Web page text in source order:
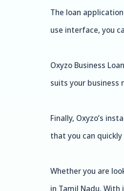
The loan
use interface, you
Oxyzo Business
suits your business
Finally, Oxyzo’s
that you can
Whether you are
in Tamil Nadu.